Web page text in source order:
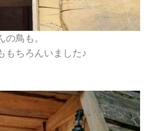
鳥も。
もちろんいました♪